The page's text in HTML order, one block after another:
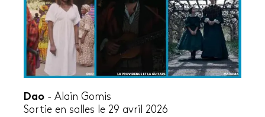
Dao - Alain Gomis
Sortie en salles le 29 avril 2026